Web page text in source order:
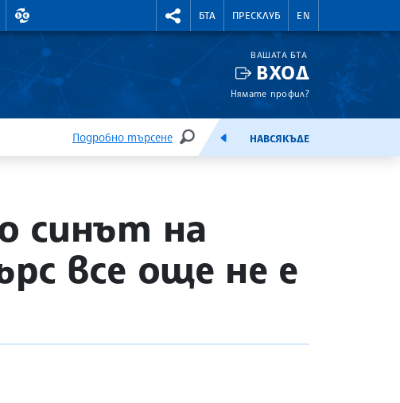
ВАЛУТНИ КУРСОВЕ RIGHTMENU.SOCIAL
БТА ПРЕСКЛУБ EN
ВАШАТА БТА
ВХОД
Нямате профил?
Подробно търсене
ТЪРСЕНЕЕМИСИЯНАВСЯКЪДЕ
синът на
все още не е